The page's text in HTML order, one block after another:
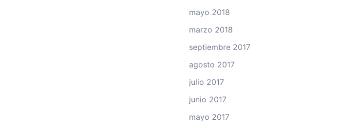
mayo 2018
marzo 2018
septiembre 2017
agosto 2017
julio 2017
junio 2017
mayo 2017